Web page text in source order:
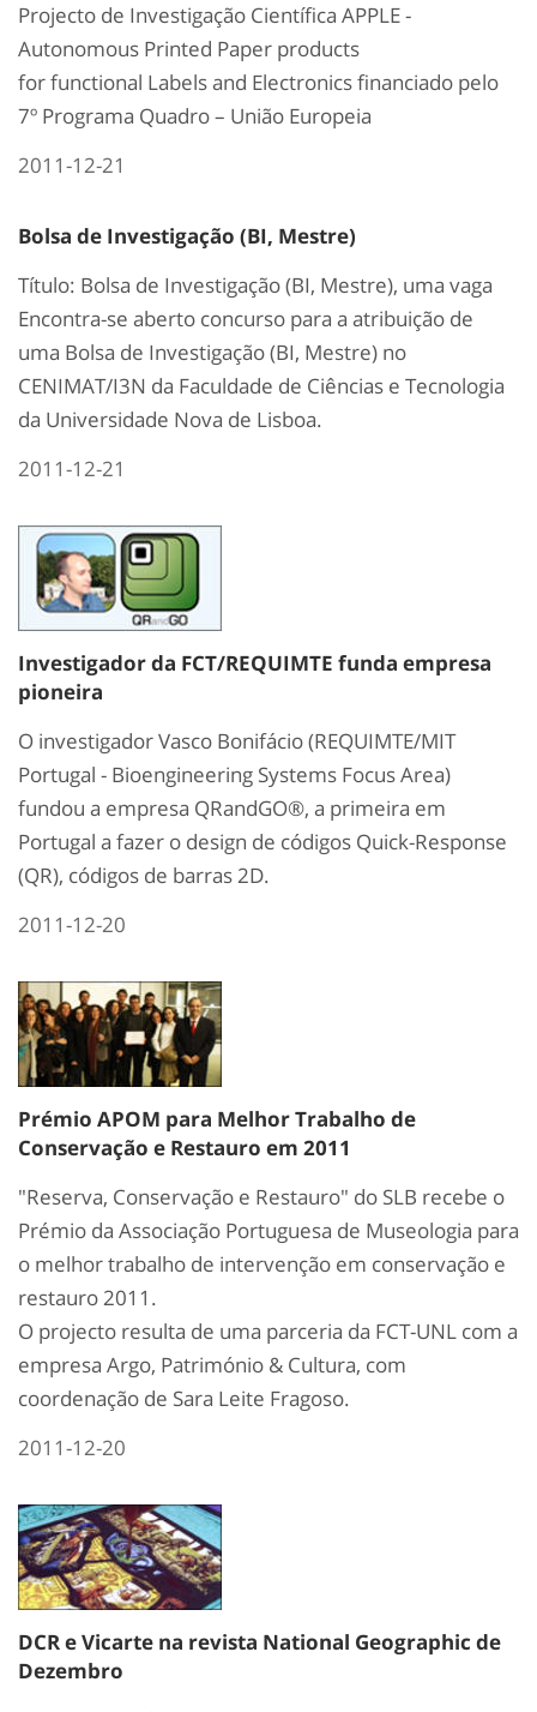
Projecto de Investigação Científica APPLE -
Autonomous Printed Paper products
for functional Labels and Electronics financiado pelo
7º Programa Quadro – União Europeia
2011-12-21
Bolsa de Investigação (BI, Mestre)
Título: Bolsa de Investigação (BI, Mestre), uma vaga
Encontra-se aberto concurso para a atribuição de
uma Bolsa de Investigação (BI, Mestre) no
CENIMAT/I3N da Faculdade de Ciências e Tecnologia
da Universidade Nova de Lisboa.
2011-12-21
Investigador da FCT/REQUIMTE funda empresa
pioneira
O investigador Vasco Bonifácio (REQUIMTE/MIT
Portugal - Bioengineering Systems Focus Area)
fundou a empresa QRandGO®, a primeira em
Portugal a fazer o design de códigos Quick-Response
(QR), códigos de barras 2D.
2011-12-20
Prémio APOM para Melhor Trabalho de
Conservação e Restauro em 2011
"Reserva, Conservação e Restauro" do SLB recebe o
Prémio da Associação Portuguesa de Museologia para
o melhor trabalho de intervenção em conservação e
restauro 2011.
O projecto resulta de uma parceria da FCT-UNL com a
empresa Argo, Património & Cultura, com
coordenação de Sara Leite Fragoso.
2011-12-20
DCR e Vicarte na revista National Geographic de
Dezembro